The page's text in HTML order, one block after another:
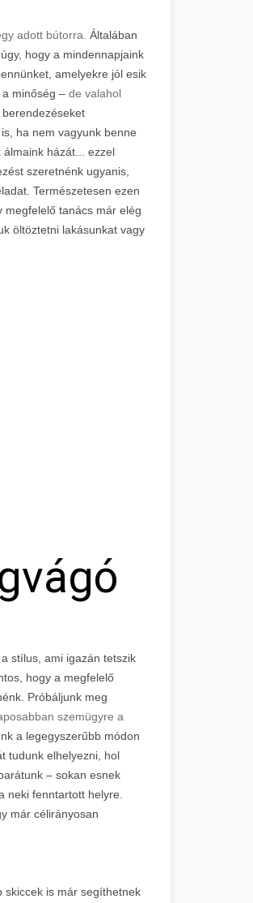
adott bútorra. Általában
hogy a mindennapjaink
amelyekre jól esik
minőség – de valahol
ha nem vagyunk benne
házát... ezzel
szeretnénk ugyanis,
Természetesen ezen
megfelelő tanács már elég
öltöztetni lakásunkat vagy
stílus, ami igazán tetszik
hogy a megfelelő
Próbáljunk meg
szemügyre a
a legegyszerűbb módon
tudunk elhelyezni, hol
– sokan esnek
neki fenntartott helyre.
már célirányosan
skiccek is már segíthetnek